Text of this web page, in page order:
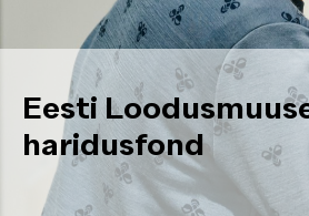
Eesti
haridusfond